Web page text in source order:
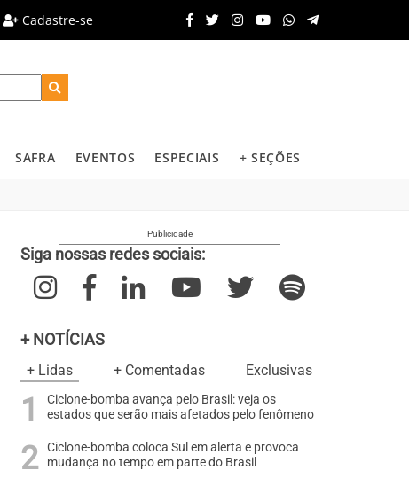
Cadastre-se
SAFRA EVENTOS ESPECIAIS + SEÇÕES
Siga nossas redes sociais:
+ NOTÍCIAS
+ Lidas + Comentadas Exclusivas
Ciclone-bomba avança pelo Brasil: veja os
estados que serão mais afetados pelo fenômeno
Ciclone-bomba coloca Sul em alerta e provoca
mudança no tempo em parte do Brasil